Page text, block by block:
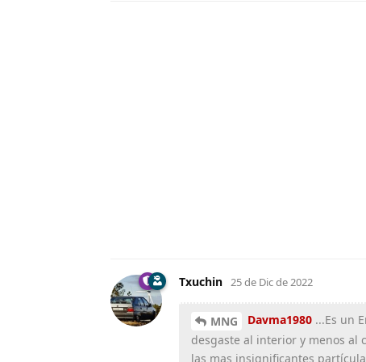
Txuchin 25 de Dic de 2022
MNG Davma1980 ...Es un
desgaste al interior y menos al
las mas insignificantes